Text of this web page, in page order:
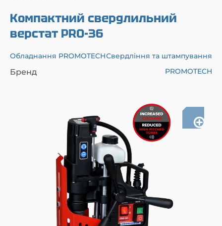
Компактний свердлильний
верстат PRO-36
Обладнання PROMOTECHСвердління та штампування
Бренд PROMOTECH